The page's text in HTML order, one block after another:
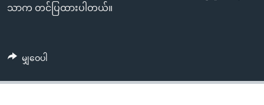
ကျော်
သာက တင်ပြထားပါတယ်။
မျှဝေပါ